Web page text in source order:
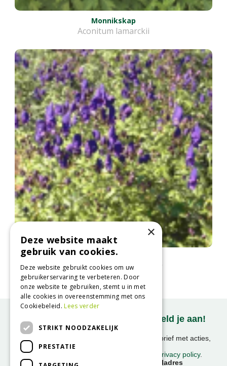
Monnikskap
Aconitum lamarckii
Monnikskap
Aconitum 'Spark's Variety'
Onze nieuwsbrief ontvangen? Meld je aan!
Ontvang ongeveer 1x per week onze nieuwsbrief met acties,
We slaan uw gegevens op conform onze
privacy policy.
Voornaam
E-mailadres
×
Deze website maakt
gebruik van cookies.
Deze website gebruikt cookies om uw
gebruikerservaring te verbeteren. Door
onze website te gebruiken, stemt u in met
alle cookies in overeenstemming met ons
Cookiebeleid.Lees verder
STRIKT NOODZAKELIJK
PRESTATIE